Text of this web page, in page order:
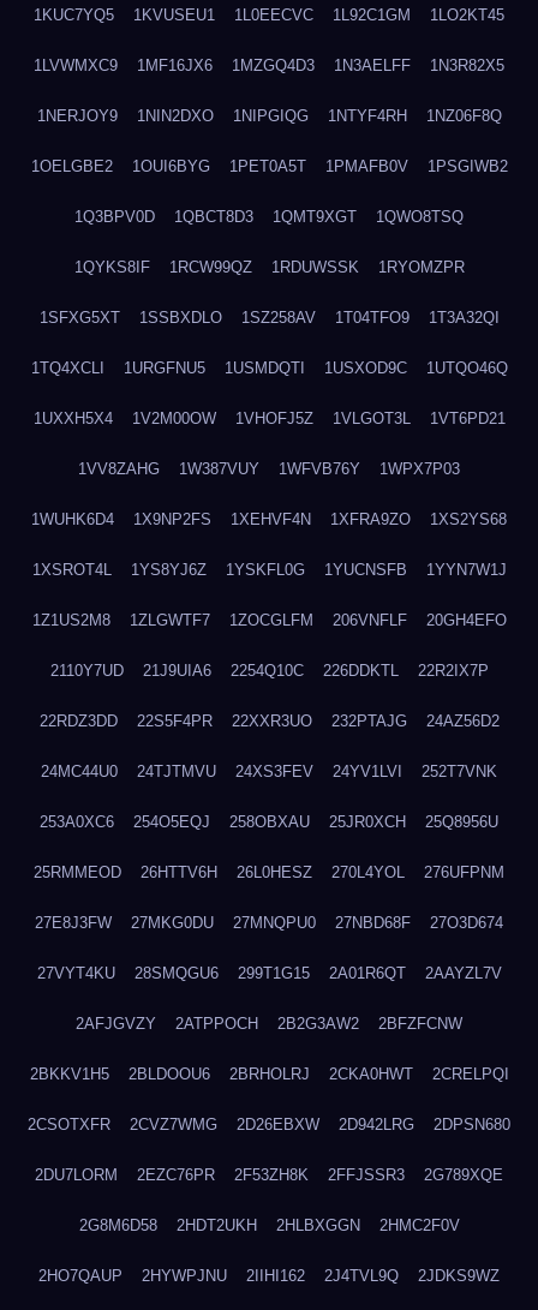
1KUC7YQ5 1KVUSEU1 1L0EECVC 1L92C1GM 1LO2KT45
1LVWMXC9 1MF16JX6 1MZGQ4D3 1N3AELFF 1N3R82X5
1NERJOY9 1NIN2DXO 1NIPGIQG 1NTYF4RH 1NZ06F8Q
1OELGBE2 1OUI6BYG 1PET0A5T 1PMAFB0V 1PSGIWB2
1Q3BPV0D 1QBCT8D3 1QMT9XGT 1QWO8TSQ
1QYKS8IF 1RCW99QZ 1RDUWSSK 1RYOMZPR
1SFXG5XT 1SSBXDLO 1SZ258AV 1T04TFO9 1T3A32QI
1TQ4XCLI 1URGFNU5 1USMDQTI 1USXOD9C 1UTQO46Q
1UXXH5X4 1V2M00OW 1VHOFJ5Z 1VLGOT3L 1VT6PD21
1VV8ZAHG 1W387VUY 1WFVB76Y 1WPX7P03
1WUHK6D4 1X9NP2FS 1XEHVF4N 1XFRA9ZO 1XS2YS68
1XSROT4L 1YS8YJ6Z 1YSKFL0G 1YUCNSFB 1YYN7W1J
1Z1US2M8 1ZLGWTF7 1ZOCGLFM 206VNFLF 20GH4EFO
2110Y7UD 21J9UIA6 2254Q10C 226DDKTL 22R2IX7P
22RDZ3DD 22S5F4PR 22XXR3UO 232PTAJG 24AZ56D2
24MC44U0 24TJTMVU 24XS3FEV 24YV1LVI 252T7VNK
253A0XC6 254O5EQJ 258OBXAU 25JR0XCH 25Q8956U
25RMMEOD 26HTTV6H 26L0HESZ 270L4YOL 276UFPNM
27E8J3FW 27MKG0DU 27MNQPU0 27NBD68F 27O3D674
27VYT4KU 28SMQGU6 299T1G15 2A01R6QT 2AAYZL7V
2AFJGVZY 2ATPPOCH 2B2G3AW2 2BFZFCNW
2BKKV1H5 2BLDOOU6 2BRHOLRJ 2CKA0HWT 2CRELPQI
2CSOTXFR 2CVZ7WMG 2D26EBXW 2D942LRG 2DPSN680
2DU7LORM 2EZC76PR 2F53ZH8K 2FFJSSR3 2G789XQE
2G8M6D58 2HDT2UKH 2HLBXGGN 2HMC2F0V
2HO7QAUP 2HYWPJNU 2IIHI162 2J4TVL9Q 2JDKS9WZ